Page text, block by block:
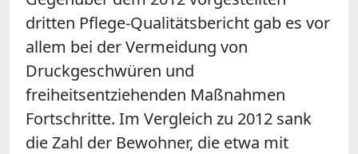
dritten Pflege-Qualitätsbericht gab es vor
allem bei der Vermeidung von
Druckgeschwüren und
freiheitsentziehenden Maßnahmen
Fortschritte. Im Vergleich zu 2012 sank
die Zahl der Bewohner, die etwa mit